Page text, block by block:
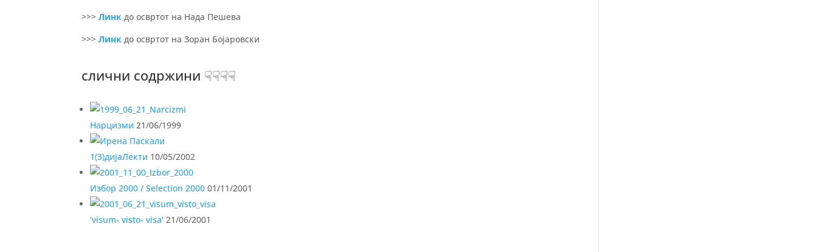
>>>Линкдо освртот на Нада Пешева
>>>Линкдо освртот на Зоран Бојаровски
слични содржини ☟☟☟☟
Нарцизми 21/06/1999
1(3)дијаЛекти 10/05/2002
Избор 2000 / Selection 2000 01/11/2001
'visum- visto- visa' 21/06/2001